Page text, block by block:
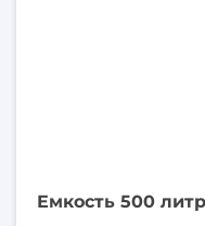
Емкость 500